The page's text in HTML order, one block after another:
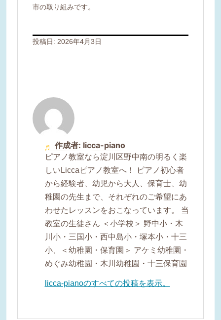
市の取り組みです。
投稿日: 2026年4月3日
作成者: licca-piano
ピアノ教室なら淀川区野中南の明るく楽
しいLiccaピアノ教室へ！ ピアノ初心者
から経験者、幼児から大人、保育士、幼
稚園の先生まで、それぞれのご希望にあ
わせたレッスンをおこなっています。 当
教室の生徒さん ＜小学校＞ 野中小・木
川小・三国小・西中島小・塚本小・十三
小、＜幼稚園・保育園＞ アケミ幼稚園・
めぐみ幼稚園・木川幼稚園・十三保育園
licca-pianoのすべての投稿を表示。